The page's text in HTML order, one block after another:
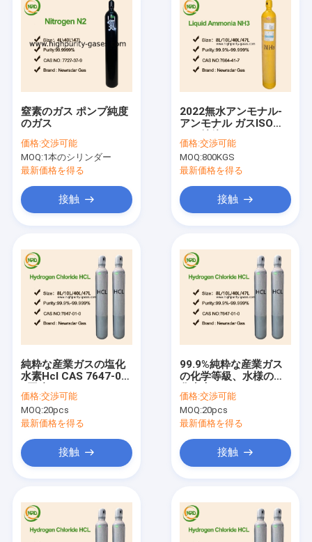
製品
企業情報
会社案内
お問い合わせ
見積依頼
窒素のガス ポンプ純度
のガス
価格:交渉可能
MOQ:1本のシリンダー
最新価格を得る
接触
2022無水アンモナル-
アンモナル ガスISOタ
価格:交渉可能
MOQ:800KGS
最新価格を得る
接触
純粋な産業ガスの塩化
水素Hcl CAS 7647-01-
価格:交渉可能
MOQ:20pcs
最新価格を得る
接触
99.9%純粋な産業ガス
の化学等級、水様の塩
価格:交渉可能
MOQ:20pcs
最新価格を得る
接触